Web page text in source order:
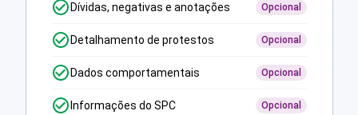
Dívidas, negativas e anotações Opcional
Detalhamento de protestos Opcional
Dados comportamentais Opcional
Informações do SPC Opcional